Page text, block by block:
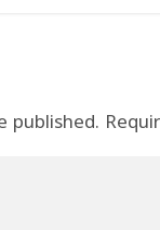
published.